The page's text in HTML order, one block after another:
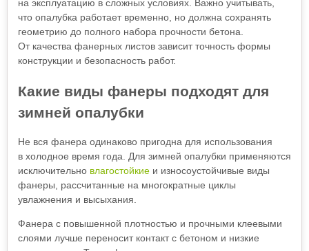
на эксплуатацию в сложных условиях. Важно учитывать,
что опалубка работает временно, но должна сохранять
геометрию до полного набора прочности бетона.
От качества фанерных листов зависит точность формы
конструкции и безопасность работ.
Какие виды фанеры подходят для
зимней опалубки
Не вся фанера одинаково пригодна для использования
в холодное время года. Для зимней опалубки применяются
исключительно влагостойкие и износоустойчивые виды
фанеры, рассчитанные на многократные циклы
увлажнения и высыхания.
Фанера с повышенной плотностью и прочными клеевыми
слоями лучше переносит контакт с бетоном и низкие